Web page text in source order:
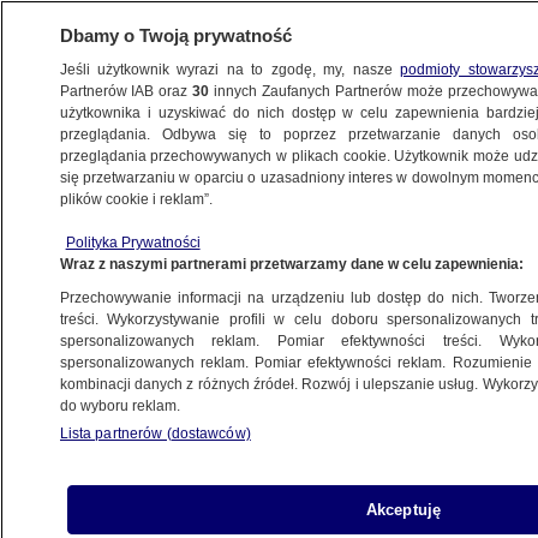
WŁOCHY
Chmura pary i popiołów nad Etną
METEO
Nie "ukłonią" się już Wenecji
METEO
Naukowcy alarmują: Pompeje
Dbamy o Twoją prywatność
Jeśli użytkownik wyrazi na to zgodę, my, naszepodmioty
Partnerów IAB oraz30 innych Zaufanych Partnerów może
użytkownika i uzyskiwać do nich dostęp w celu zapewnienia
przeglądania. Odbywa się to poprzez przetwarzanie danych
przeglądania przechowywanych w plikach cookie. Użytkownik może
się przetwarzaniu w oparciu o uzasadniony interes w dowolnym
plików cookie i reklam”.
Polityka Prywatności
Wraz z naszymi partnerami przetwarzamy dane w celu zapewnienia:
Przechowywanie informacji na urządzeniu lub dostęp do nich.
treści. Wykorzystywanie profili w celu doboru spersonalizowanych
spersonalizowanych reklam. Pomiar efektywności treści.
spersonalizowanych reklam. Pomiar efektywności reklam.
kombinacji danych z różnych źródeł. Rozwój i ulepszanie usług.
do wyboru reklam.
Lista partnerów (dostawców)
Akceptuję